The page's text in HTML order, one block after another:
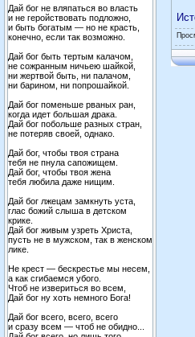
Дай бог не вляпаться во власть
и не геройствовать подложно,
и быть богатым — но не красть,
конечно, если так возможно.
Дай бог быть тертым калачом,
не сожранным ничьею шайкой,
ни жертвой быть, ни палачом,
ни барином, ни попрошайкой.
Дай бог поменьше рваных ран,
когда идет большая драка.
Дай бог побольше разных стран,
не потеряв своей, однако.
Дай бог, чтобы твоя страна
тебя не пнула сапожищем.
Дай бог, чтобы твоя жена
тебя любила даже нищим.
Дай бог лжецам замкнуть уста,
глас божий слыша в детском
крике.
Дай бог живым узреть Христа,
пусть не в мужском, так в женском
лике.
Не крест — бескрестье мы несем,
а как сгибаемся убого.
Чтоб не извериться во всем,
Дай бог ну хоть немного Бога!
Дай бог всего, всего, всего
и сразу всем — чтоб не обидно...